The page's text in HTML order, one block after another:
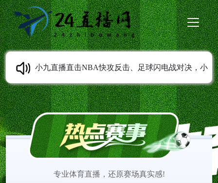
小九直播直击NBA快攻反击、足球闪电战对决，小
九直播免费在线看快节奏攻防的极致拉扯，攻防转
换，快到窒息！小九直播无插件高清NBA足球流畅
专业体育直播，还原赛场真实感!